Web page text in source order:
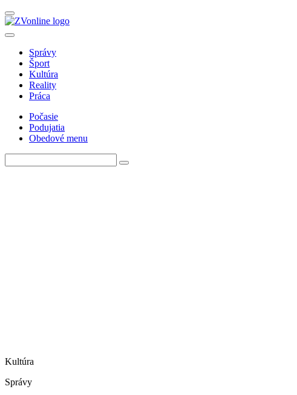
Správy
Šport
Kultúra
Reality
Práca
Počasie
Podujatia
Obedové menu
Kultúra
Správy